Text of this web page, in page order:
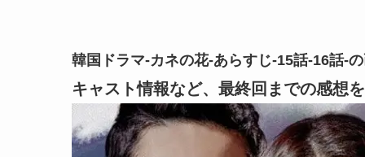
韓国ドラマ-カネの花-あらすじ-15話-16話-
キャスト情報など、最終回までの感想